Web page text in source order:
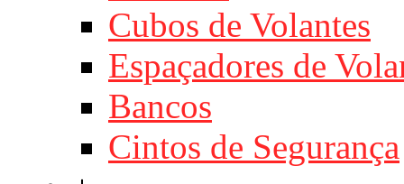
Cubos de Volantes
Espaçadores de
Bancos
Cintos de Segurança